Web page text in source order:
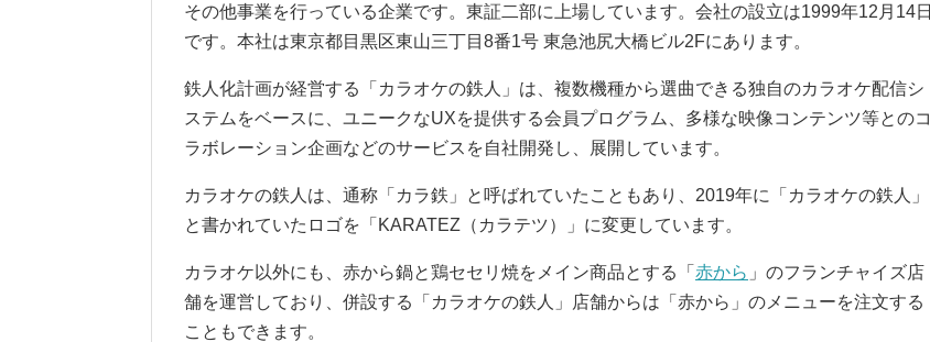
その他事業を行っている企業です。東証二部に上場しています。会社の設立は1999年12月14日
です。本社は東京都目黒区東山三丁目8番1号 東急池尻大橋ビル2Fにあります。
鉄人化計画が経営する「カラオケの鉄人」は、複数機種から選曲できる独自のカラオケ配信シ
ステムをベースに、ユニークなUXを提供する会員プログラム、多様な映像コンテンツ等とのコ
ラボレーション企画などのサービスを自社開発し、展開しています。
カラオケの鉄人は、通称「カラ鉄」と呼ばれていたこともあり、2019年に「カラオケの鉄人」
と書かれていたロゴを「KARATEZ（カラテツ）」に変更しています。
カラオケ以外にも、赤から鍋と鶏セセリ焼をメイン商品とする「 赤から 」のフランチャイズ店
舗を運営しており、併設する「カラオケの鉄人」店舗からは「赤から」のメニューを注文する
こともできます。